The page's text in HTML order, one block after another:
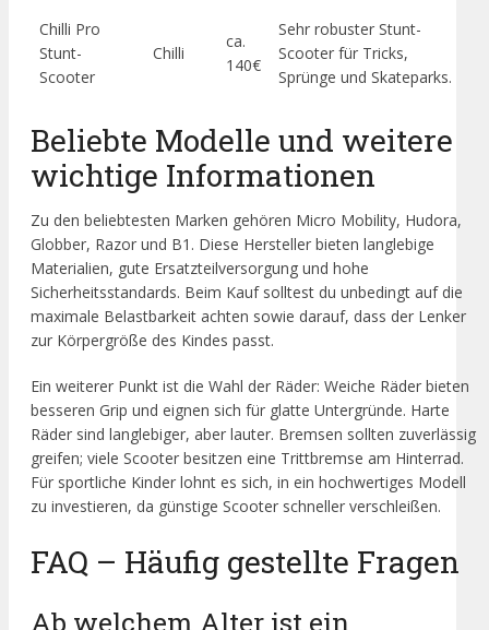
Chilli Pro
Stunt-
Scooter
Chilli
ca.
140€
Sehr robuster Stunt-
Scooter für Tricks,
Sprünge und Skateparks.
Beliebte Modelle und weitere
wichtige Informationen
Zu den beliebtesten Marken gehören Micro Mobility, Hudora,
Globber, Razor und B1. Diese Hersteller bieten langlebige
Materialien, gute Ersatzteilversorgung und hohe
Sicherheitsstandards. Beim Kauf solltest du unbedingt auf die
maximale Belastbarkeit achten sowie darauf, dass der Lenker
zur Körpergröße des Kindes passt.
Ein weiterer Punkt ist die Wahl der Räder: Weiche Räder bieten
besseren Grip und eignen sich für glatte Untergründe. Harte
Räder sind langlebiger, aber lauter. Bremsen sollten zuverlässig
greifen; viele Scooter besitzen eine Trittbremse am Hinterrad.
Für sportliche Kinder lohnt es sich, in ein hochwertiges Modell
zu investieren, da günstige Scooter schneller verschleißen.
FAQ – Häufig gestellte Fragen
Ab welchem Alter ist ein